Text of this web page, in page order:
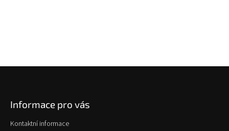
Informace pro vás
Kontaktní informace